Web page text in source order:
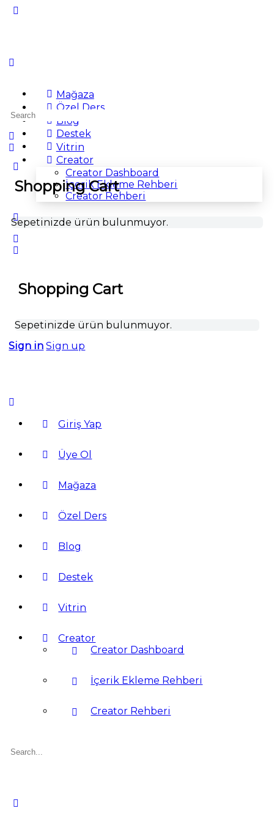
Mağaza
Özel Ders
Blog
Destek
Vitrin
Creator
Creator Dashboard
İçerik Ekleme Rehberi
Creator Rehberi
Shopping Cart
Sepetinizde ürün bulunmuyor.
Sign in Sign up
Shopping Cart
Sepetinizde ürün bulunmuyor.
Search
for:
Giriş Yap
Üye Ol
Mağaza
Özel Ders
Blog
Destek
Vitrin
Creator
Creator Dashboard
İçerik Ekleme Rehberi
Creator Rehberi
Search